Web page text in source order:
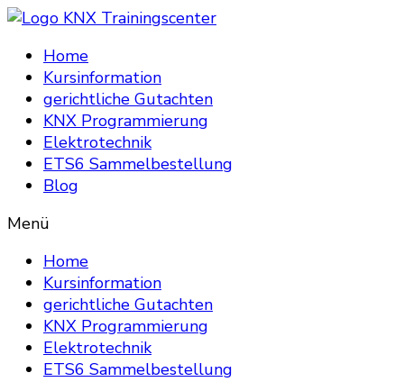
Home
Kursinformation
gerichtliche Gutachten
KNX Programmierung
Elektrotechnik
ETS6 Sammelbestellung
Blog
Menü
Home
Kursinformation
gerichtliche Gutachten
KNX Programmierung
Elektrotechnik
ETS6 Sammelbestellung